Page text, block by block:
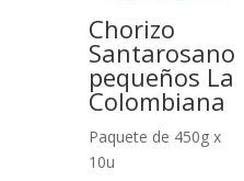
Chorizo
Santarosano
pequeños La
Colombiana
Paquete de 450g x
10u